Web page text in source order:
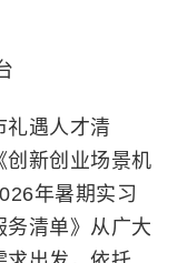
礼遇人才清
创新创业场景机
年暑期实习
务清单》从广大